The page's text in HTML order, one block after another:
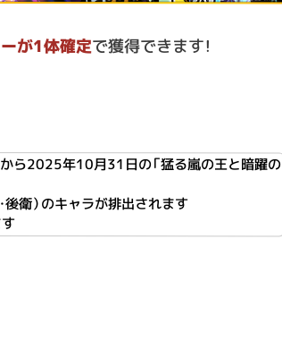
が1体確定で獲得できます！
ら2025年10月31日の「猛る嵐の王と暗躍の
衛）のキャラが排出されます